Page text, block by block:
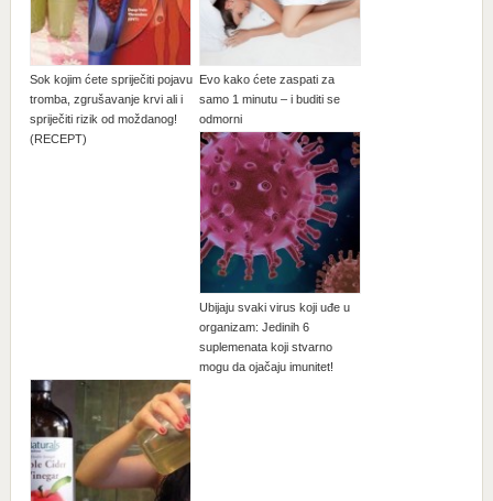
Sok kojim ćete spriječiti pojavu
tromba, zgrušavanje krvi ali i
spriječiti rizik od moždanog!
(RECEPT)
Evo kako ćete zaspati za
samo 1 minutu – i buditi se
odmorni
Ubijaju svaki virus koji uđe u
organizam: Jedinih 6
suplemenata koji stvarno
mogu da ojačaju imunitet!